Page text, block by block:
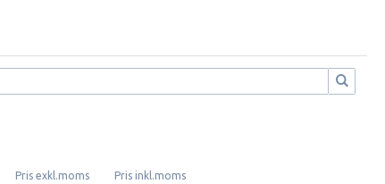
Pris exkl.moms Pris inkl.moms